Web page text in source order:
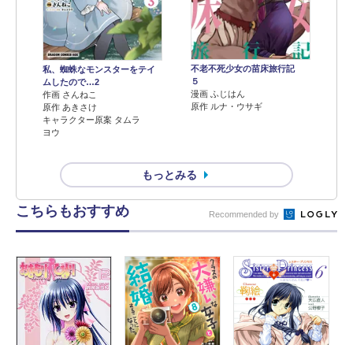
私、蜘蛛なモンスターをテイ
ムしたので…2
作画 さんねこ
原作 あきさけ
キャラクター原案 タムラ
ヨウ
不老不死少女の苗床旅行記
５
漫画 ふじはん
原作 ルナ・ウサギ
もっとみる
こちらもおすすめ Recommended by